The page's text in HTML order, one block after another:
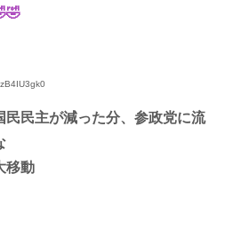
民民主が減った分、参政党に流
移動